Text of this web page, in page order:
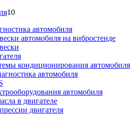
10
автомобиля
автомобиля на вибростенде
кондиционирования автомобиля
автомобиля
автомобиля
в двигателе
двигателя